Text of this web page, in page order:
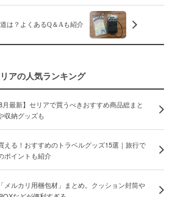
は？よくあるQ＆Aも紹介
アの人気ランキング
8月最新】セリアで買うべきおすすめ商品総まと
収納グッズも
える！おすすめのトラベルグッズ15選｜旅行で
ポイントも紹介
メルカリ用梱包材」まとめ。クッション封筒や